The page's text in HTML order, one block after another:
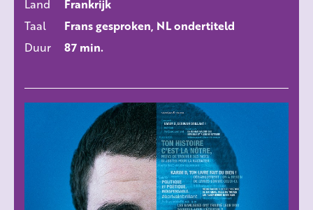
Land
Frankrijk
Taal
Frans gesproken, NL ondertiteld
Duur
87 min.